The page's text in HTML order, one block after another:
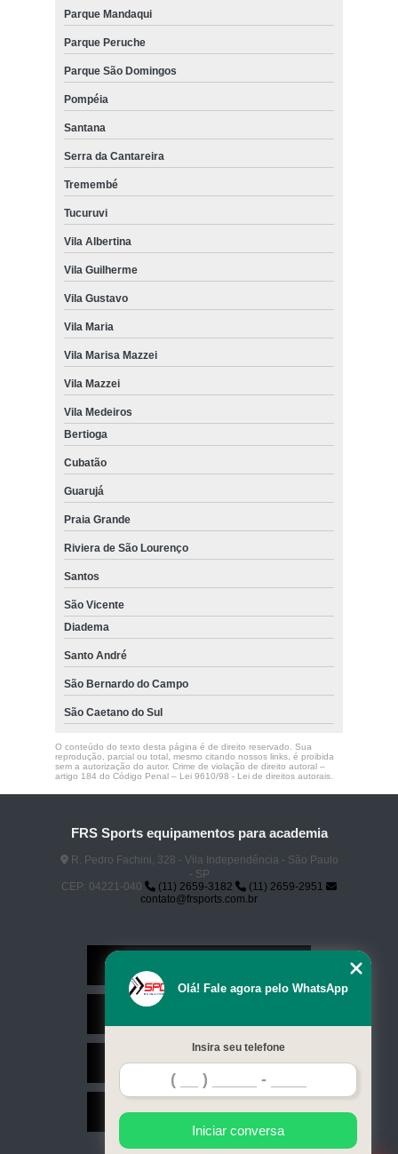
Parque Mandaqui
Parque Peruche
Parque São Domingos
Pompéia
Santana
Serra da Cantareira
Tremembé
Tucuruvi
Vila Albertina
Vila Guilherme
Vila Gustavo
Vila Maria
Vila Marisa Mazzei
Vila Mazzei
Vila Medeiros
Bertioga
Cubatão
Guarujá
Praia Grande
Riviera de São Lourenço
Santos
São Vicente
Diadema
Santo André
São Bernardo do Campo
São Caetano do Sul
O conteúdo do texto desta página é de direito reservado. Sua
reprodução, parcial ou total, mesmo citando nossos links, é proibida
sem a autorização do autor. Crime de violação de direito autoral –
artigo 184 do Código Penal – Lei 9610/98 - Lei de direitos autorais.
FRS Sports equipamentos para academia
R. Pedro Fachini, 328 - Vila Independência - São Paulo
- SP
CEP: 04221-040
(11) 2659-3182
(11) 2659-2951
contato@frsports.com.br
Contato
Mapa do site
Olá! Fale agora pelo WhatsApp
Insira seu telefone
Iniciar conversa